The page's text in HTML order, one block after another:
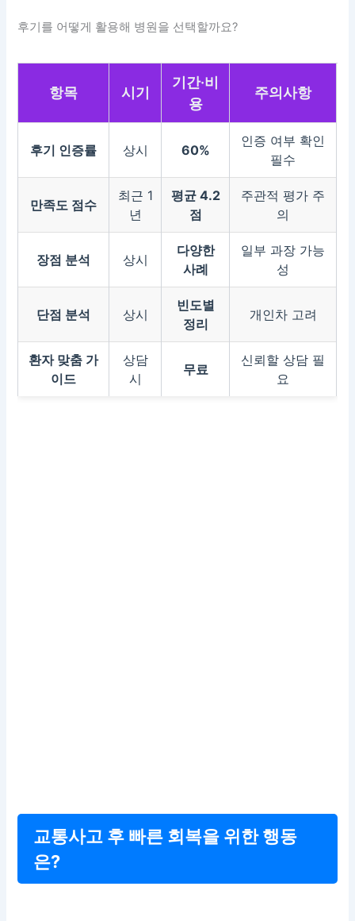
후기를 어떻게 활용해 병원을 선택할까요?
항목 시기
기간·비
용
주의사항
후기 인증률 상시 60%
인증 여부 확인
필수
만족도 점수
최근 1
년
평균 4.2
점
주관적 평가 주
의
장점 분석 상시
다양한
사례
일부 과장 가능
성
단점 분석 상시
빈도별
정리
개인차 고려
환자 맞춤 가
이드
상담
시
무료
신뢰할 상담 필
요
교통사고 후 빠른 회복을 위한 행동
은?